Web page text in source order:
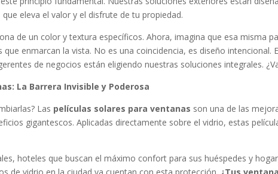
eleva el valor y el disfrute de tu propiedad.
de un color y textura específicos. Ahora, imagina que esa misma
enmarcan la vista. No es una coincidencia, es diseño intencional.
de negocios están eligiendo nuestras soluciones integrales.
La Barrera Invisible y Poderosa
Las películas solares para ventanas son una de las
gigantescos. Aplicadas directamente sobre el vidrio, estas
hoteles que buscan el máximo confort para sus huéspedes y
de vidrio en la ciudad ya cuentan con esta protección. ¿Tus